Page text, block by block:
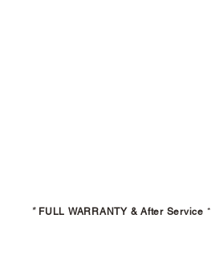
* FULL WARRANTY & After Service *